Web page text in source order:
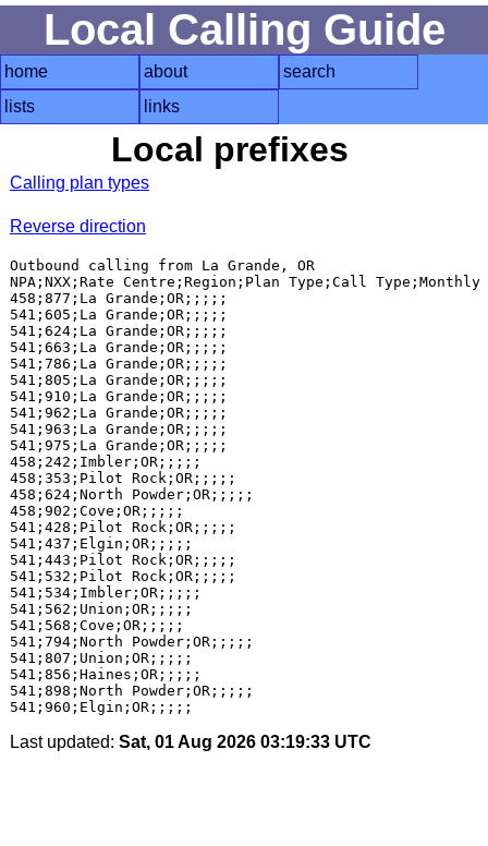
Local Calling Guide
home about
search
lists
links
Local prefixes
Calling plan types
Reverse direction
Outbound calling from La Grande, OR
NPA;NXX;Rate Centre;Region;Plan Type;Call
458;877;La Grande;OR;;;;;
541;605;La Grande;OR;;;;;
541;624;La Grande;OR;;;;;
541;663;La Grande;OR;;;;;
541;786;La Grande;OR;;;;;
541;805;La Grande;OR;;;;;
541;910;La Grande;OR;;;;;
541;962;La Grande;OR;;;;;
541;963;La Grande;OR;;;;;
541;975;La Grande;OR;;;;;
458;242;Imbler;OR;;;;;
458;353;Pilot Rock;OR;;;;;
458;624;North Powder;OR;;;;;
458;902;Cove;OR;;;;;
541;428;Pilot Rock;OR;;;;;
541;437;Elgin;OR;;;;;
541;443;Pilot Rock;OR;;;;;
541;532;Pilot Rock;OR;;;;;
541;534;Imbler;OR;;;;;
541;562;Union;OR;;;;;
541;568;Cove;OR;;;;;
541;794;North Powder;OR;;;;;
541;807;Union;OR;;;;;
541;856;Haines;OR;;;;;
541;898;North Powder;OR;;;;;
Last updated: Sat, 01 Aug 2026 03:19:33 UTC